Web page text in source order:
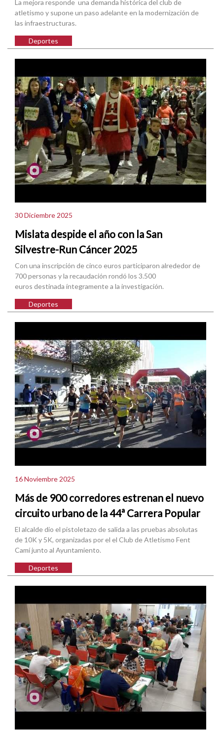
La mejora responde una demanda histórica del club de
atletismo y supone un paso adelante en la modernización de
las infraestructuras.
Deportes
30 Diciembre 2025
Mislata despide el año con la San
Silvestre-Run Cáncer 2025
Con una inscripción de cinco euros participaron alrededor de
700 personas y la recaudación rondó los 3.500
euros destinada íntegramente a la investigación.
Deportes
16 Noviembre 2025
Más de 900 corredores estrenan el nuevo
circuito urbano de la 44ª Carrera Popular
El alcalde dio el pistoletazo de salida a las pruebas absolutas
de 10K y 5K, organizadas por el el Club de Atletismo Fent
Camí junto al Ayuntamiento.
Deportes